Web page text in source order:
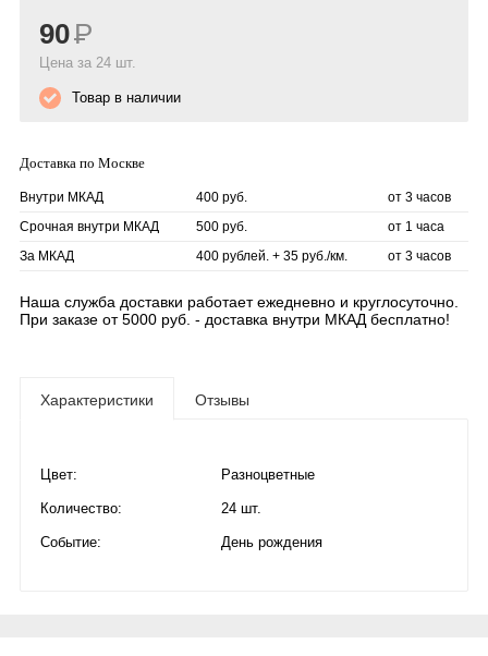
90Р
Цена за 24 шт.
Товар в наличии
Доставка по Москве
Внутри МКАД 400 руб.
от 3 часов
Срочная внутри МКАД
500 руб.
от 1 часа
За МКАД
400 рублей. + 35 руб./км. от 3 часов
Наша служба доставки работает ежедневно и круглосуточно.
При заказе от 5000 руб. - доставка внутри МКАД бесплатно!
Характеристики Отзывы
Цвет: Разноцветные
Количество: 24 шт.
Событие: День рождения